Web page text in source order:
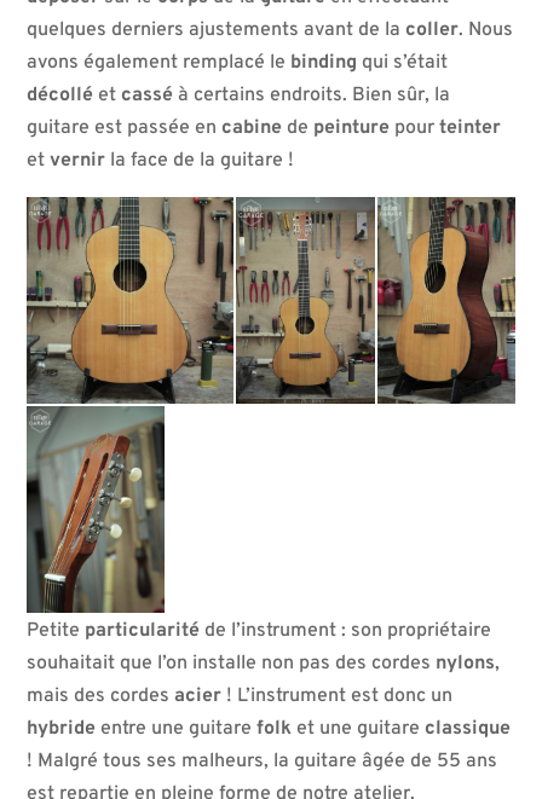
quelques derniers ajustements avant de la coller. Nous
avons également remplacé le binding qui s’était
décollé et cassé à certains endroits. Bien sûr, la
guitare est passée en cabine de peinture pourteinter
etvernir la face de la guitare !
Petite particularité de l’instrument : son propriétaire
souhaitait que l’on installe non pas des cordes nylons,
mais des cordesacier ! L’instrument est donc un
hybride entre une guitarefolk et une guitare classique
! Malgré tous ses malheurs, la guitare âgée de 55 ans
est repartie en pleine forme de notre atelier.